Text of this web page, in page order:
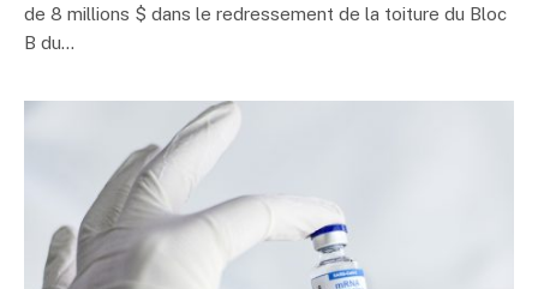
de 8 millions $ dans le redressement de la toiture du Bloc
B du…